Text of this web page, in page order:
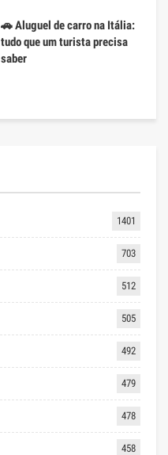
🚗 Aluguel de carro na Itália:
tudo que um turista precisa
saber
1401
703
512
505
492
479
478
458